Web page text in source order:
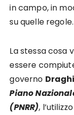
in campo, in
su quelle regole.
La stessa cosa
essere
governo Draghi
Piano
(PNRR),